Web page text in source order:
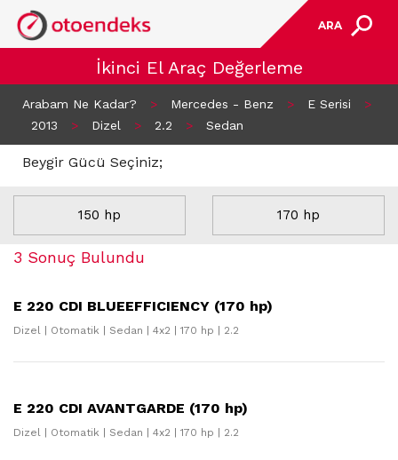
ARA
İkinci El Araç Değerleme
Arabam Ne Kadar? > Mercedes - Benz > E Serisi
>
2013
> Dizel > 2.2 > Sedan
Beygir Gücü Seçiniz;
150 hp 170 hp
3 Sonuç Bulundu
E 220 CDI BLUEEFFICIENCY (170 hp)
Dizel | Otomatik | Sedan | 4x2 | 170 hp | 2.2
E 220 CDI AVANTGARDE (170 hp)
Dizel | Otomatik | Sedan | 4x2 | 170 hp | 2.2